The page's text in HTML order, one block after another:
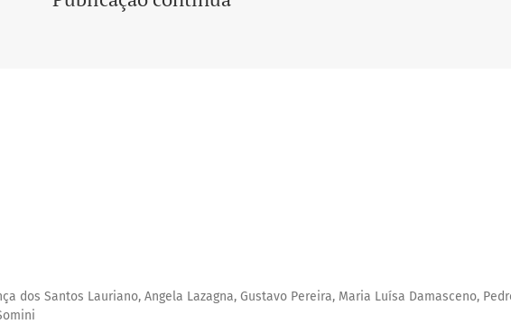
dos Santos Lauriano, Angela Lazagna, Gustavo Pereira, Maria Luísa Damasceno,